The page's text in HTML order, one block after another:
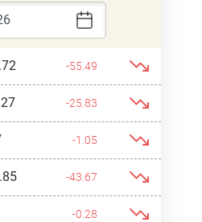
-55.49
-25.83
-1.05
-43.67
-0.28